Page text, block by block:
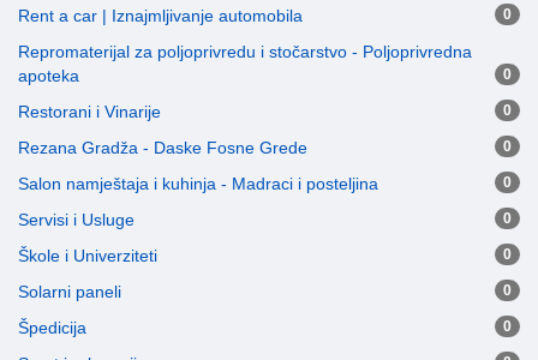
Rent a car | Iznajmljivanje automobila 0
Repromaterijal za poljoprivredu i stočarstvo - Poljoprivredna
apoteka
0
Restorani i Vinarije 0
Rezana Gradža - Daske Fosne Grede 0
Salon namještaja i kuhinja - Madraci i posteljina 0
Servisi i Usluge 0
Škole i Univerziteti 0
Solarni paneli 0
Špedicija 0